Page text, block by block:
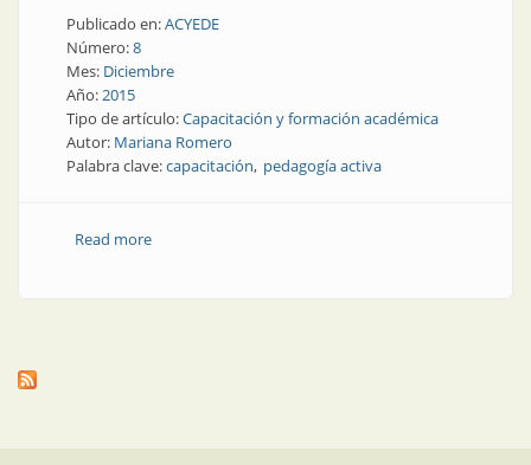
Publicado en:ACYEDE
Número:8
Mes: Diciembre
Año:2015
Tipo de artículo:Capacitación y formación académica
Autor: Mariana Romero
Palabra clave:capacitación pedagogía activa
Read moreabout Capacitación | Nadie lee nada